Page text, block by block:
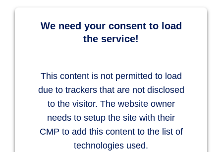
We need your consent to load
the service!
This content is not permitted to load
due to trackers that are not disclosed
to the visitor. The website owner
needs to setup the site with their
CMP to add this content to the list of
technologies used.